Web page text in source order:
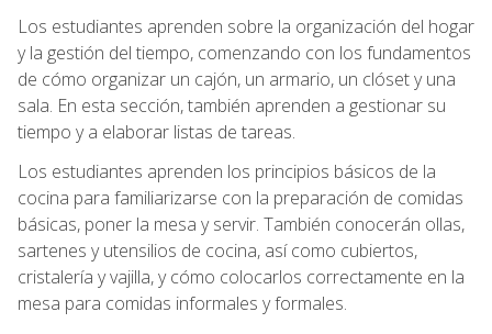
Los estudiantes aprenden sobre la organización del hogar
y la gestión del tiempo, comenzando con los fundamentos
de cómo organizar un cajón, un armario, un clóset y una
sala. En esta sección, también aprenden a gestionar su
tiempo y a elaborar listas de tareas.
Los estudiantes aprenden los principios básicos de la
cocina para familiarizarse con la preparación de comidas
básicas, poner la mesa y servir. También conocerán ollas,
sartenes y utensilios de cocina, así como cubiertos,
cristalería y vajilla, y cómo colocarlos correctamente en la
mesa para comidas informales y formales.